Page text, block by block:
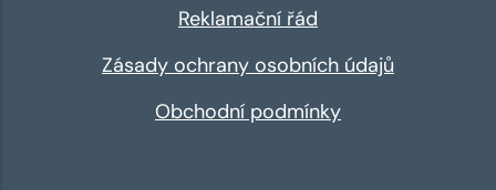
Reklamační řád
Zásady ochrany osobních údajů
Obchodní podmínky